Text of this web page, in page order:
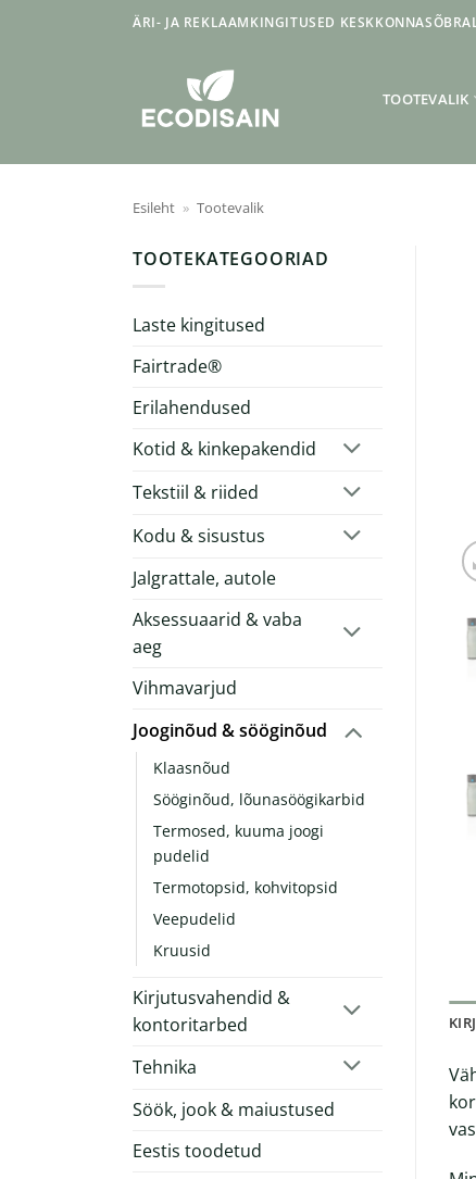
ÄRI- JA REKLAAMKINGITUSED
TOOTEVALIK
Esileht » Tootevalik
TOOTEKATEGOORIAD
Laste kingitused
Fairtrade®
Erilahendused
Kotid & kinkepakendid
Tekstiil & riided
Kodu & sisustus
Jalgrattale, autole
Aksessuaarid & vaba
aeg
Vihmavarjud
Jooginõud & sööginõud
Klaasnõud
Sööginõud, lõunasöögikarbid
Termosed, kuuma joogi
pudelid
Termotopsid, kohvitopsid
Veepudelid
Kruusid
Kirjutusvahendid &
kontoritarbed
Tehnika
Söök, jook & maiustused
Eestis toodetud